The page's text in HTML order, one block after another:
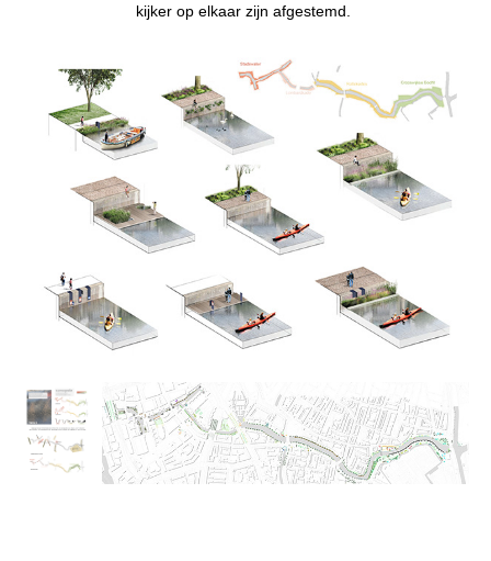
kijker op elkaar zijn afgestemd.